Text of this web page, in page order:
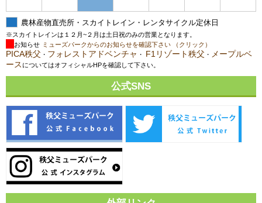
農林産物直売所・スカイトレイン・レンタサイクル定休日
※スカイトレインは１２月~２月は土日祝のみの営業となります。
お知らせ ミューズパークからのお知らせを確認下さい （クリック）
PICA秩父 ・ フォレストアドベンチャ ・ F1リゾート秩父 ・ メープルベ
ース についてはオフィシャルHPを確認して下さい。
公式SNS